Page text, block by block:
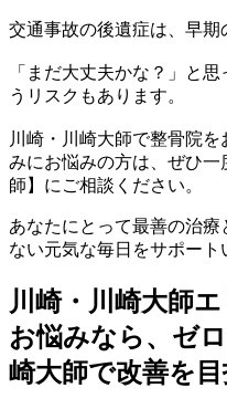
交通事故の後遺症は、早期
「まだ大丈夫かな？」と
うリスクもあります。
川崎・川崎大師で整骨院
みにお悩みの方は、ぜひ
師】にご相談ください。
あなたにとって最善の治
ない元気な毎日をサポート
川崎・川崎大師
お悩みなら、ゼ
崎大師で改善を